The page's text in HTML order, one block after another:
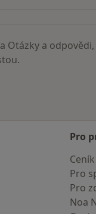
Otázky a
Pro
Ceník
Pro
Pro
Noa